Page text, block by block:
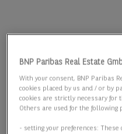
BNP Paribas Real Estate
With your consent, BNP Paribas
cookies placed by us and / or by
cookies are strictly necessary for
Others are used for the following
- setting your preferences: